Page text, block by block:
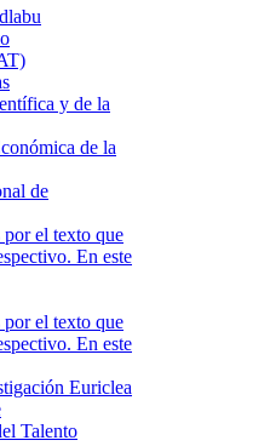
y de la
de la
de
Euriclea
Talento